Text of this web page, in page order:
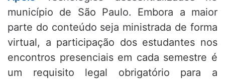
município de São Paulo. Embora a maior
parte do conteúdo seja ministrada de forma
virtual, a participação dos estudantes nos
encontros presenciais em cada semestre é
um requisito legal obrigatório para a